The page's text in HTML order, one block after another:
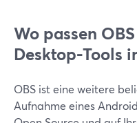
Wo passen
Desktop-Tools
OBS ist eine weitere
Aufnahme eines